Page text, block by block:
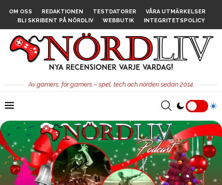
OM OSS REDAKTIONEN TESTDATORER
VÅRA UTMÄRKELSER
BLI SKRIBENT PÅ NÖRDLIV
WEBBUTIK INTEGRITETSPOLICY
Av gamers, för gamers – spel, tech och nörderi sedan 2014.